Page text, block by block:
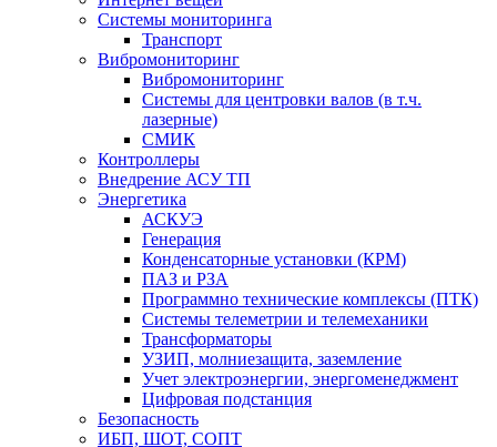
Системы мониторинга
Транспорт
Вибромониторинг
Вибромониторинг
Системы для центровки валов (в т.ч.
лазерные)
СМИК
Контроллеры
Внедрение АСУ ТП
Энергетика
АСКУЭ
Генерация
Конденсаторные установки (КРМ)
ПАЗ и РЗА
Программно технические комплексы (ПТК)
Системы телеметрии и телемеханики
Трансформаторы
УЗИП, молниезащита, заземление
Учет электроэнергии, энергоменеджмент
Цифровая подстанция
Безопасность
ИБП, ШОТ, СОПТ